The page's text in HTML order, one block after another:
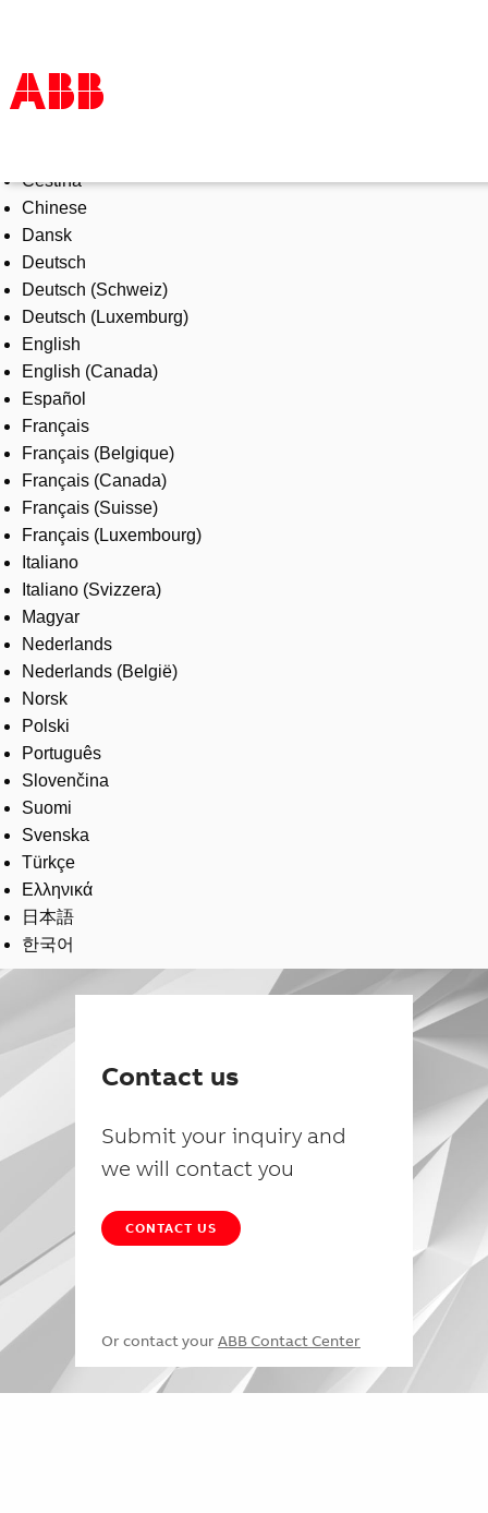
Products & Solutions
Industries
Services
About us
Where to buy
Contact us
Careers
Čeština
Chinese
Dansk
Deutsch
Deutsch (Schweiz)
Deutsch (Luxemburg)
English
English (Canada)
Español
Français
Français (Belgique)
Français (Canada)
Français (Suisse)
Français (Luxembourg)
Italiano
Italiano (Svizzera)
Magyar
Nederlands
Nederlands (België)
Norsk
Polski
Português
Slovenčina
Suomi
Svenska
Türkçe
Ελληνικά
日本語
한국어
Contact us
Submit your inquiry and
we will contact you
CONTACT US
Or contact your ABB Contact Center